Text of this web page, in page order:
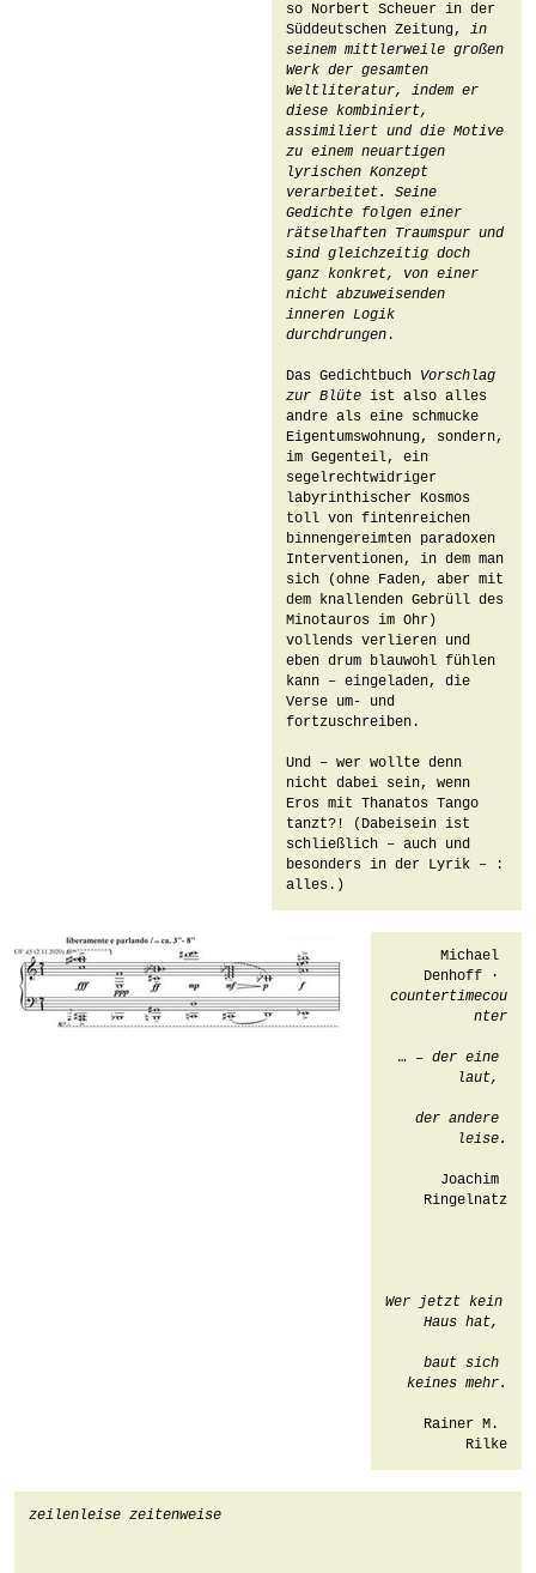
so Norbert Scheuer in der
Süddeutschen Zeitung,
in
seinem mittlerweile großen
Werk der gesamten
Weltliteratur, indem er
diese kombiniert,
assimiliert und die Motive
zu einem neuartigen
lyrischen Konzept
verarbeitet. Seine
Gedichte folgen einer
rätselhaften Traumspur und
sind gleichzeitig doch
ganz konkret, von einer
nicht abzuweisenden
inneren Logik
durchdrungen.
Das Gedichtbuch Vorschlag
zur Blüte ist also alles
andre als eine schmucke
Eigentumswohnung, sondern,
im Gegenteil, ein
segelrechtwidriger
labyrinthischer Kosmos
toll von fintenreichen
binnengereimten paradoxen
Interventionen, in dem man
sich (ohne Faden, aber mit
dem knallenden Gebrüll des
Minotauros im Ohr)
vollends verlieren und
eben drum blauwohl fühlen
kann – eingeladen, die
Verse um- und
fortzuschreiben.
Und – wer wollte denn
nicht dabei sein, wenn
Eros mit Thanatos Tango
tanzt?! (Dabeisein ist
schließlich – auch und
besonders in der Lyrik – :
alles.)
Michael
countertimecou
nter
… – der eine
laut,
der andere
leise.
Joachim
Ringelnatz
Wer jetzt kein
Haus hat,
baut sich
keines mehr.
Rainer M.
Rilke
zeilenleise zeitenweise